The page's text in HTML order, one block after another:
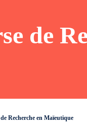
de
Recherche en Maïeutique